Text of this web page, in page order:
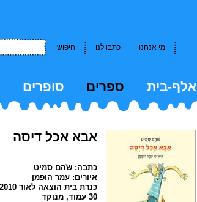
חיפוש כתבו לנו מי אנחנו
אלף-בית ספרים סופרים
אבא אכל דיסה
כתבה:שֹהם סמיט
איורים: עֹמר הופמן
כנרת בית הוצאה לאור 2010
30 עמוד, מנוקד